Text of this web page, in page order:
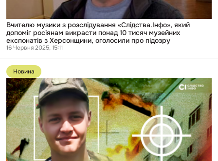
музейних
експонатів
Херсонщини,
оголосили
підозру
Вчителю музики з розслідування «Слідства.Інфо», який
допоміг росіянам викрасти понад 10 тисяч музейних
експонатів з Херсонщини, оголосили про підозру
16 Червня 2025, 15:11
Перейти
до
публікації
Журналісти
«Слідства.Інфо»
зателефонували
росіянину,
який
скидає
вибухівку
на
цивільних
людей
Новина